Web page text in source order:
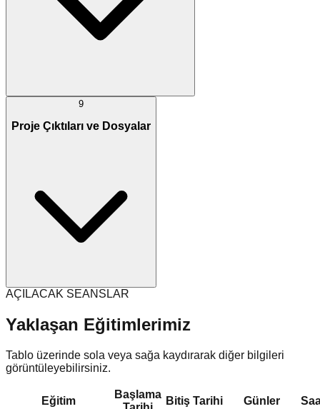
9
Proje Çıktıları ve Dosyalar
AÇILACAK SEANSLAR
Yaklaşan Eğitimlerimiz
Tablo üzerinde sola veya sağa kaydırarak diğer bilgileri
görüntüleyebilirsiniz.
Eğitim
Başlama
Bitiş Tarihi Günler